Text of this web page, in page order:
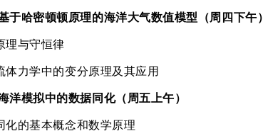
于哈密顿顿原理的海洋大气数值模型（周四下午）
理与守恒律
体力学中的变分原理及其应用
洋模拟中的数据同化（周五上午）
化的基本概念和数学原理